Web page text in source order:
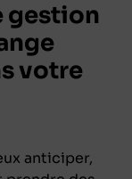
gestion
votre
anticiper,